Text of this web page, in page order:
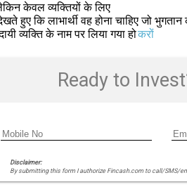
केवल व्यक्तियों के लिए
हुए कि लाभार्थी वह होना चाहिए जो भुगतान
व्यक्ति के नाम पर लिया गया होकरों
Ready to
Disclaimer:
By submitting this form I authorize Fincash.com to call/SMS/